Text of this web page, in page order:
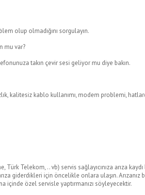
olup olmadığını sorgulayın.
mu var?
takın çevir sesi geliyor mu diye bakın.
kalitesiz kablo kullanımı, modem problemi,
Telekom, .. vb) servis sağlayıcınıza arıza
giderdikleri için öncelikle onlara ulaşın. Arızanız
içinde özel servisle yaptırmanızı söyleyecektir.